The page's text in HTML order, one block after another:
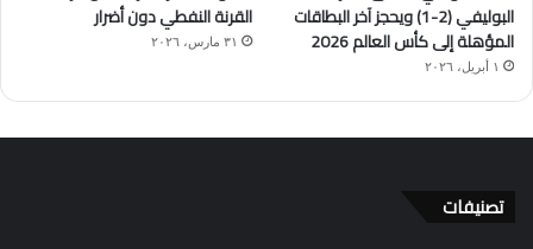
البوليفي (2-1) ويحجز آخر البطاقات
المؤهلة إلى كأس العالم 2026
١ أبريل، ٢٠٢٦
القرنة النفطي دون أضرار
٣١ مارس، ٢٠٢٦
تصنيفات